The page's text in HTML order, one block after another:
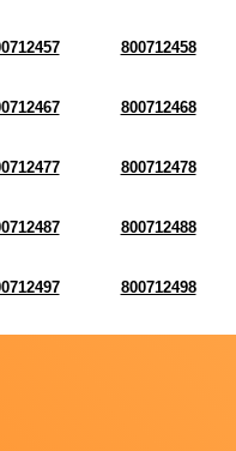
800712458
800712468
800712478
800712488
800712498